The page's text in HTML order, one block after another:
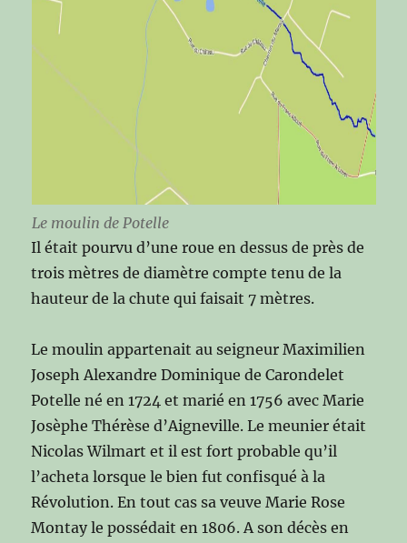
Le moulin de Potelle
Il était pourvu d’une roue en dessus de près de
trois mètres de diamètre compte tenu de la
hauteur de la chute qui faisait 7 mètres.
Le moulin appartenait au seigneur Maximilien
Joseph Alexandre Dominique de Carondelet
Potelle né en 1724 et marié en 1756 avec Marie
Josèphe Thérèse d’Aigneville. Le meunier était
Nicolas Wilmart et il est fort probable qu’il
l’acheta lorsque le bien fut confisqué à la
Révolution. En tout cas sa veuve Marie Rose
Montay le possédait en 1806. A son décès en